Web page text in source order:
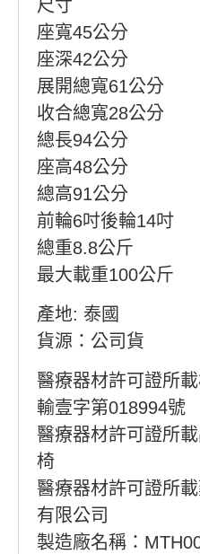
尺寸
座寬45公分
座深42公分
展開總寬61公分
收合總寬28公分
總長94公分
座高48公分
總高91公分
前輪6吋後輪14吋
總重8.8公斤
最大載重100公斤
產地: 泰國
貨源：公司貨
醫療器材許可證所
輸壹字第018994號
醫療器材許可證所
椅
醫療器材許可證所
有限公司
製造廠名稱：